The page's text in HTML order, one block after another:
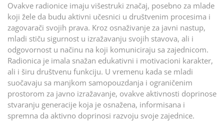
Ovakve radionice imaju višestruki značaj, posebno za mlade
koji žele da budu aktivni učesnici u društvenim procesima i
zagovarači svojih prava. Kroz osnaživanje za javni nastup,
mladi stiču sigurnost u izražavanju svojih stavova, ali i
odgovornost u načinu na koji komuniciraju sa zajednicom.
Radionica je imala snažan edukativni i motivacioni karakter,
ali i širu društvenu funkciju. U vremenu kada se mladi
suočavaju sa manjkom samopouzdanja i ograničenim
prostorom za javno izražavanje, ovakve aktivnosti doprinose
stvaranju generacije koja je osnažena, informisana i
spremna da aktivno doprinosi razvoju svoje zajednice.